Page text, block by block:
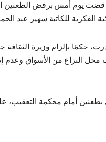
قضت يوم أمس برفض الطعنين
للكاتبة سهير عبد
النزاع من الأسواق وعدم
أمام محكمة التعقيب،